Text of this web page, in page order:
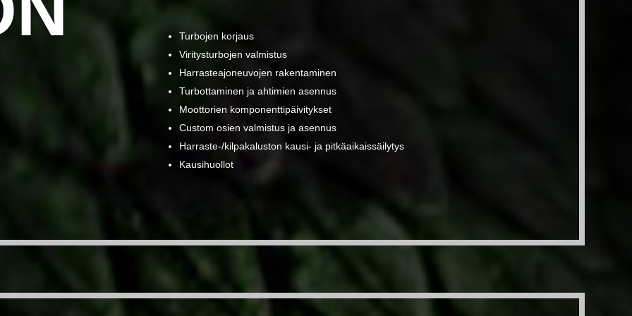
Turbojen korjaus
Viritysturbojen valmistus
Harrasteajoneuvojen rakentaminen
Turbottaminen ja ahtimien asennus
Moottorien komponenttipäivitykset
Custom osien valmistus ja asennus
Harraste-/kilpakaluston kausi- ja pitkäaikaissäilytys
Kausihuollot